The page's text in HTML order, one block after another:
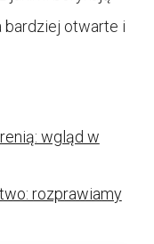
bardziej otwarte i
wgląd w
rozprawiamy